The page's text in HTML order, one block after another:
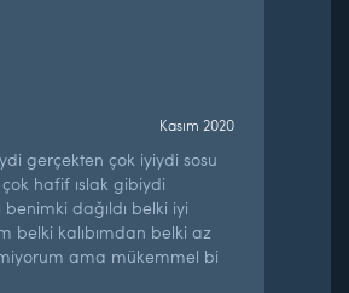
Kasım 2020
gerçekten çok iyiydi sosu
hafif ıslak gibiydi
benimki dağıldı belki iyi
belki kalıbımdan belki az
ama mükemmel bi